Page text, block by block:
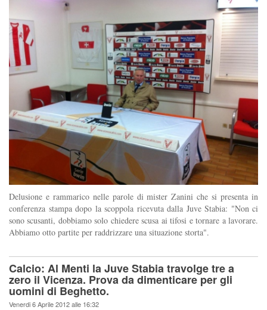
Delusione e rammarico nelle parole di mister Zanini che si presenta in
conferenza stampa dopo la scoppola ricevuta dalla Juve Stabia: "Non ci
sono scusanti, dobbiamo solo chiedere scusa ai tifosi e tornare a lavorare.
Abbiamo otto partite per raddrizzare una situazione storta".
Calcio: Al Menti la Juve Stabia travolge tre a
zero il Vicenza. Prova da dimenticare per gli
uomini di Beghetto.
Venerdi 6 Aprile 2012 alle 16:32